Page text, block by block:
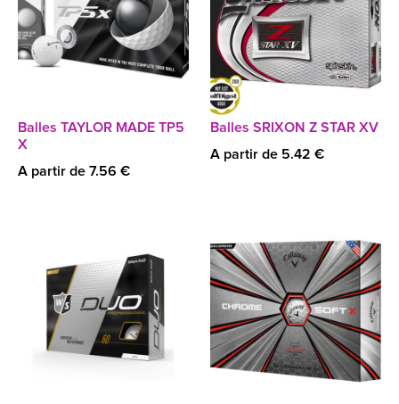
Balles TAYLOR MADE TP5
X
A partir de 7.56 €
Balles SRIXON Z STAR XV
A partir de 5.42 €